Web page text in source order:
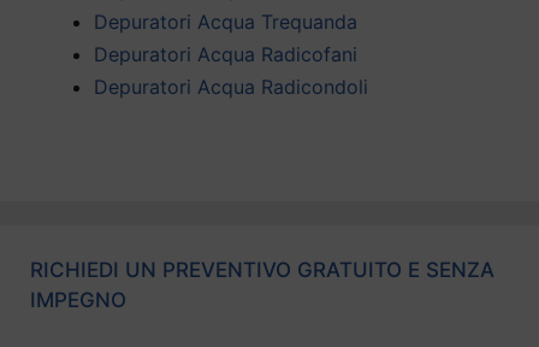
Depuratori Acqua Trequanda
Depuratori Acqua Radicofani
Depuratori Acqua Radicondoli
RICHIEDI UN PREVENTIVO GRATUITO E SENZA
IMPEGNO